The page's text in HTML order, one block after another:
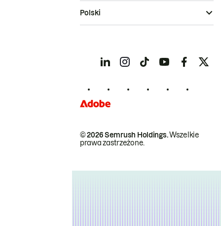
© 2026 Semrush Holdings.Wszelkie
prawa zastrzeżone.
Polski